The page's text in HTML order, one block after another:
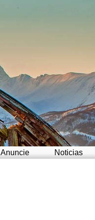
Anuncie Noticias